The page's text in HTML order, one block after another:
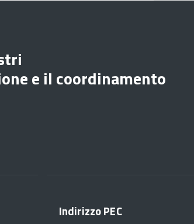
e il coordinamento
Indirizzo PEC